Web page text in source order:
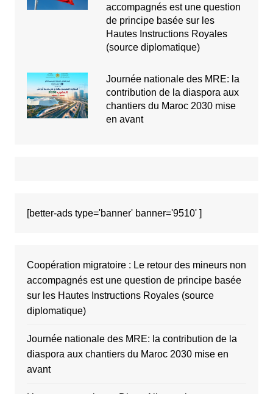
accompagnés est une question
de principe basée sur les
Hautes Instructions Royales
(source diplomatique)
Journée nationale des MRE: la
contribution de la diaspora aux
chantiers du Maroc 2030 mise
en avant
[better-ads type='banner' banner='9510' ]
Coopération migratoire : Le retour des mineurs non
accompagnés est une question de principe basée
sur les Hautes Instructions Royales (source
diplomatique)
Journée nationale des MRE: la contribution de la
diaspora aux chantiers du Maroc 2030 mise en
avant